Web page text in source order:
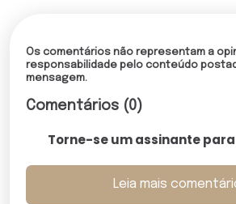
Os comentários não representam a
responsabilidade pelo conteúdo
mensagem.
Comentários (0)
Torne-se um assinante
Leia mais